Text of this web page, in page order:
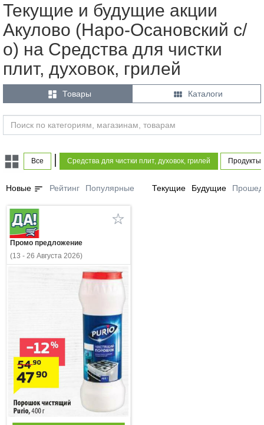
Текущие и будущие акции
Акулово (Наро-Осановский с/
о) на Средства для чистки
плит, духовок, грилей
 Товары  Каталоги
Все Средства для чистки плит, духовок, грилей Продукты
Новые sort Рейтинг Популярные Текущие Будущие
Промо предложение
(13 - 26 Августа 2026)